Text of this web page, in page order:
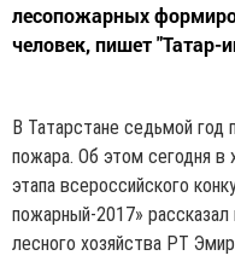
лесопожарных
человек, пишет "Татар-
В Татарстане седьмой год
пожара. Об этом сегодня в
этапа всероссийского
пожарный-2017»
лесного хозяйства РТ